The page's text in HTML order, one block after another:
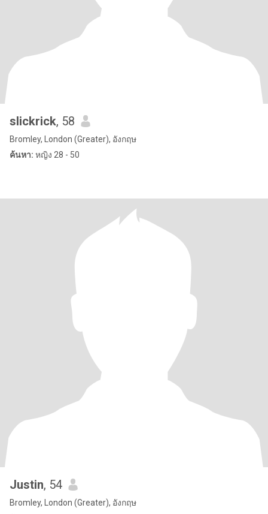
slickrick, 58
Bromley, London (Greater), อังกฤษ
ค้นหา: หญิง 28 - 50
Justin, 54
Bromley, London (Greater), อังกฤษ